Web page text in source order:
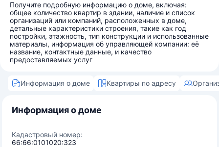
Получите подробную информацию о доме, включая:
общее количество квартир в здании, наличие и список
организаций или компаний, расположенных в доме,
детальные характеристики строения, такие как год
постройки, этажность, тип конструкции и использованные
материалы, информация об управляющей компании: её
название, контактные данные, и качество
предоставляемых услуг
Информация о доме Квартиры по адресу
Информация о доме
Кадастровый номер:
66:66:0101020:323